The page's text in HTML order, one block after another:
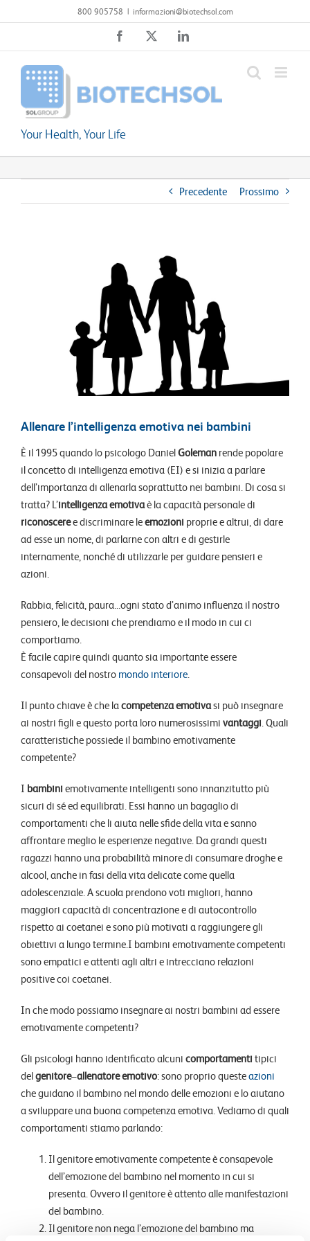
al
800 905758 | informazioni@biotechsol.com
Facebook LinkedIn
Your Health, Your Life
Precedente Prossimo
Allenare l’intelligenza emotiva nei bambini
È il 1995 quando lo psicologo DanielGoleman rende popolare
il concetto di intelligenza emotiva (EI) e si inizia a parlare
dell’importanza di allenarla soprattutto nei bambini. Di cosa si
tratta? L’intelligenza emotivaè la capacità personale di
riconosceree discriminare leemozioni proprie e altrui, di dare
ad esse un nome, di parlarne con altri e di gestirle
internamente, nonché di utilizzarle per guidare pensieri e
azioni.
Rabbia, felicità, paura…ogni stato d’animo influenza il nostro
pensiero, le decisioni che prendiamo e il modo in cui ci
comportiamo.
È facile capire quindi quanto sia importante essere
consapevoli del nostro mondo interiore
Il punto chiave è che la competenza emotivasi può insegnare
ai nostri figli e questo porta loro numerosissimi vantaggi . Quali
caratteristiche possiede il bambino emotivamente
competente?
I bambini emotivamente intelligenti sono innanzitutto più
sicuri di sé ed equilibrati. Essi hanno un bagaglio di
comportamenti che li aiuta nelle sfide della vita e sanno
affrontare meglio le esperienze negative. Da grandi questi
ragazzi hanno una probabilità minore di consumare droghe e
alcool, anche in fasi della vita delicate come quella
adolescenziale. A scuola prendono voti migliori, hanno
maggiori capacità di concentrazione e di autocontrollo
rispetto ai coetanei e sono più motivati a raggiungere gli
obiettivi a lungo termine.I bambini emotivamente competenti
sono empatici e attenti agli altri e intrecciano relazioni
positive coi coetanei.
In che modo possiamo insegnare ai nostri bambini ad essere
emotivamente competenti?
Gli psicologi hanno identificato alcuni comportamenti tipici
delgenitore–allenatore emotivo: sono proprio questeazioni
che guidano il bambino nel mondo delle emozioni e lo aiutano
a sviluppare una buona competenza emotiva. Vediamo di quali
comportamenti stiamo parlando:
Il genitore emotivamente competente è consapevole
dell’emozione del bambino nel momento in cui si
presenta. Ovvero il genitore è attento alle manifestazioni
del bambino.
Il genitore non nega l’emozione del bambino ma